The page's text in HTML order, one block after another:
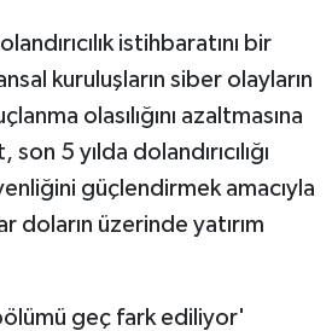
istihbaratını bir
kuruluşların siber olayların
olasılığını azaltmasına
5 yılda dolandırıcılığı
güçlendirmek amacıyla
doların üzerinde yatırım
geç fark ediliyor'